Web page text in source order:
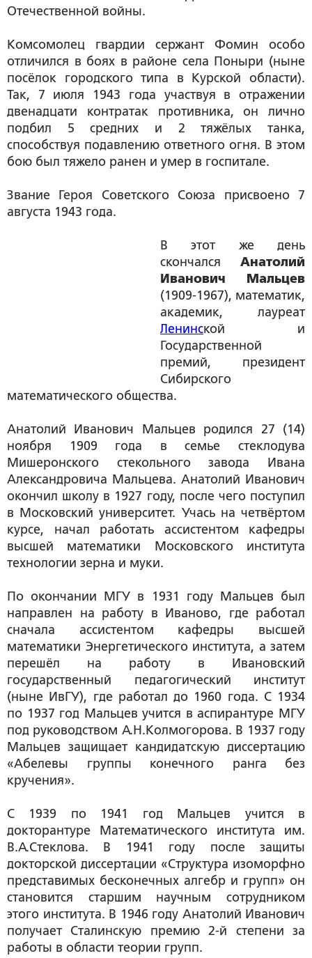
Отечественной войны.
Комсомолец гвардии сержант Фомин особо
отличился в боях в районе села Поныри (ныне
посёлок городского типа в Курской области).
Так, 7 июля 1943 года участвуя в отражении
двенадцати контратак противника, он лично
подбил 5 средних и 2 тяжёлых танка,
способствуя подавлению ответного огня. В этом
бою был тяжело ранен и умер в госпитале.
Звание Героя Советского Союза присвоено 7
августа 1943 года.
В этот же день
скончался Анатолий
Иванович Мальцев
(1909-1967), математик,
академик, лауреат
Ленинской и
Государственной
премий, президент
Сибирского
математического общества.
Анатолий Иванович Мальцев родился 27 (14)
ноября 1909 года в семье стеклодува
Мишеронского стекольного завода Ивана
Александровича Мальцева. Анатолий Иванович
окончил школу в 1927 году, после чего поступил
в Московский университет. Учась на четвёртом
курсе, начал работать ассистентом кафедры
высшей математики Московского института
технологии зерна и муки.
По окончании МГУ в 1931 году Мальцев был
направлен на работу в Иваново, где работал
сначала ассистентом кафедры высшей
математики Энергетического института, а затем
перешёл на работу в Ивановский
государственный педагогический институт
(ныне ИвГУ), где работал до 1960 года. С 1934
по 1937 год Мальцев учится в аспирантуре МГУ
под руководством А.Н.Колмогорова. В 1937 году
Мальцев защищает кандидатскую диссертацию
«Абелевы группы конечного ранга без
кручения».
C 1939 по 1941 год Мальцев учится в
докторантуре Математического института им.
В.А.Стеклова. В 1941 году после защиты
докторской диссертации «Структура изоморфно
представимых бесконечных алгебр и групп» он
становится старшим научным сотрудником
этого института. В 1946 году Анатолий Иванович
получает Сталинскую премию 2-й степени за
работы в области теории групп.